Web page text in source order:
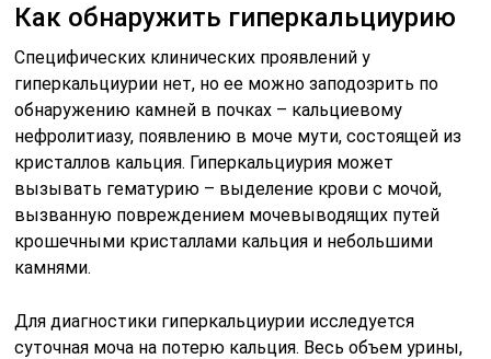
Как обнаружить гиперкальциурию
Специфических клинических проявлений у
гиперкальциурии нет, но ее можно заподозрить по
обнаружению камней в почках – кальциевому
нефролитиазу, появлению в моче мути, состоящей из
кристаллов кальция. Гиперкальциурия может
вызывать гематурию – выделение крови с мочой,
вызванную повреждением мочевыводящих путей
крошечными кристаллами кальция и небольшими
камнями.
Для диагностики гиперкальциурии исследуется
суточная моча на потерю кальция. Весь объем урины,